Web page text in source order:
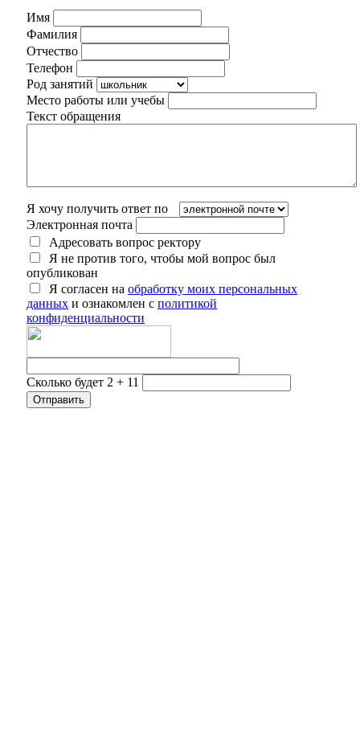
Имя
Фамилия
Отчество
Телефон
Род занятий
Место работы или учебы
Текст обращения
Я хочу получить ответ по
Электронная почта
Адресовать вопрос ректору
Я не против того, чтобы мой вопрос был
опубликован
Я согласен на обработку моих персональных
данных и ознакомлен с политикой
конфиденциальности
Сколько будет 2 + 11